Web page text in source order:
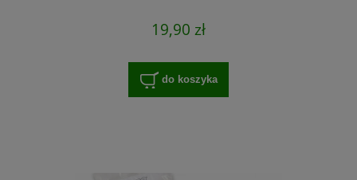
19,90 zł
do koszyka